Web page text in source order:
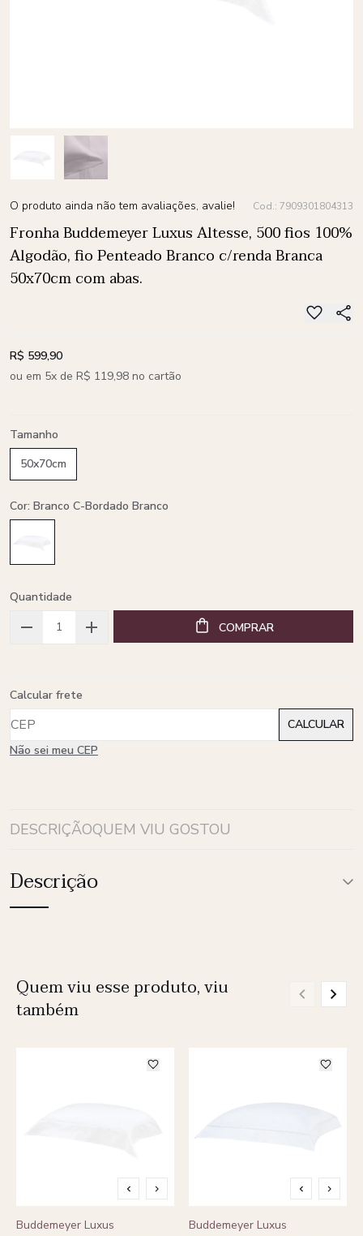
O produto ainda não tem avaliações, avalie! Cod.: 7909301804313
Fronha Buddemeyer Luxus Altesse, 500 fios 100%
Algodão, fio Penteado Branco c/renda Branca
50x70cm com abas.
R$ 599,90
ou em 5x de R$ 119,98 no cartão
Tamanho
50x70cm
Cor: Branco C-Bordado Branco
Quantidade
COMPRAR
Calcular frete
Não sei meu CEP
DESCRIÇÃOQUEM VIU GOSTOU
Descrição
Quem viu esse produto, viu
também
Buddemeyer Luxus
Buddemeyer Luxus